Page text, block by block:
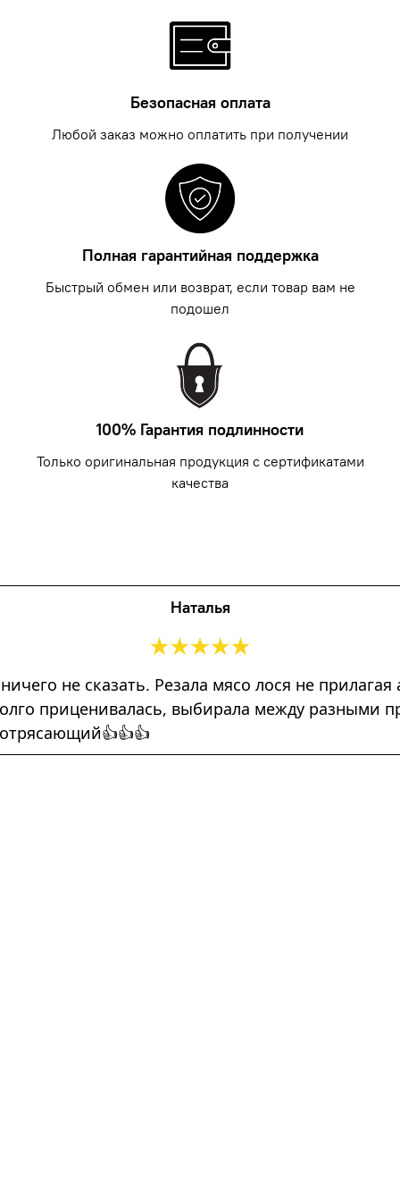
Безопасная оплата
Любой заказ можно оплатить при получении
Полная гарантийная поддержка
Быстрый обмен или возврат, если товар вам не
подошел
100% Гарантия подлинности
Только оригинальная продукция с сертификатами
качества
Наталья
не сказать. Резала мясо лося не
приценивалась, выбирала между разными